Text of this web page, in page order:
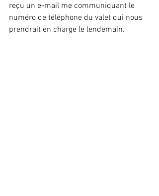
reçu un e-mail me communiquant le
numéro de téléphone du valet qui nous
prendrait en charge le lendemain.